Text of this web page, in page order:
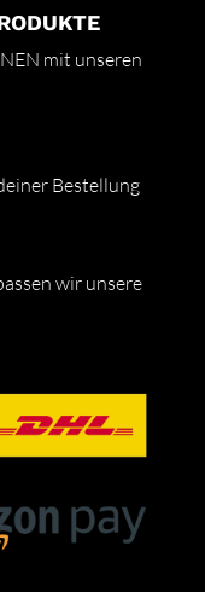
mit unseren
Bestellung
wir unsere